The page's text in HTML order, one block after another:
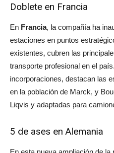
Doblete en Francia
En Francia, la compañía ha
estaciones en puntos
existentes, cubren las
transporte profesional en el
incorporaciones, destacan las
en la población de Marck, y
Liqvis y adaptadas para
5 de ases en Alemania